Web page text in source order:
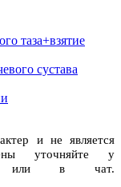
таза+взятие
сустава
и не является
уточняйте у
или в чат.